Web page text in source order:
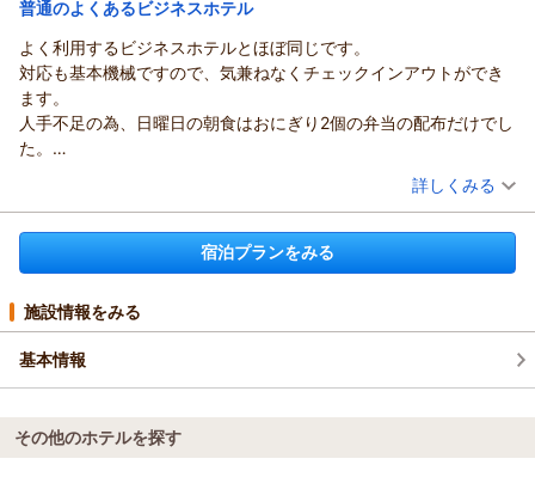
ひで様
この度は当館をご利用いただきありがとうございました
大浴場もご利用いただいたようで、ゆっくりしていただけたで
しょうか？
利用時間については、今後もお客様の声を集約したうえで検討
ご存じの通り、熱田神宮は由緒ある神宮の１つです
ひで様にご利益がありますようにお祈りいたします
またのご利用お待ちしております
普通のよくあるビジネスホテル
よく利用するビジネスホテルとほぼ同じです。
対応も基本機械ですので、気兼ねなくチェックインアウトができ
ます。
人手不足の為、日曜日の朝食はおにぎり2個の弁当の配布だけでし
た。
可もなく不可もなく、至って普通のビジネスホテルでした。
（投稿日：2025/11/20）
宿泊時期： 2025年09月宿泊 (夫婦旅行)
投稿者： くぼちゃんさん(男性/40代)
☆ビジネスマン応援！ダブルプラン（朝食無料サービス）☆
宿泊価格帯： 6,001～7,000円(大人一人あたり/税込)
詳しくみる
宿泊プランをみる
施設情報をみる
基本情報
その他のホテルを探す